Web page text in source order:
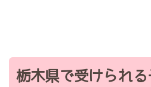
栃木県で受けられ